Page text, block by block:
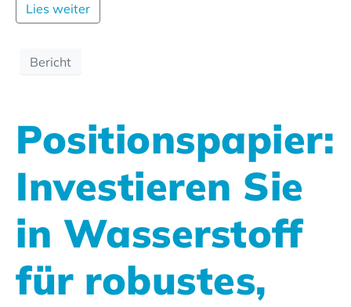
Lies weiter
Bericht
Positionspapier:
Investieren Sie
in Wasserstoff
für robustes,